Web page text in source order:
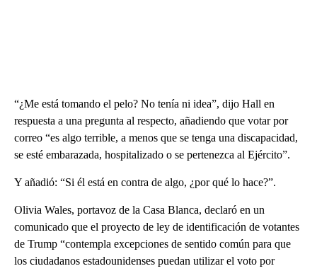
“¿Me está tomando el pelo? No tenía ni idea”, dijo Hall en
respuesta a una pregunta al respecto, añadiendo que votar por
correo “es algo terrible, a menos que se tenga una discapacidad,
se esté embarazada, hospitalizado o se pertenezca al Ejército”.
Y añadió: “Si él está en contra de algo, ¿por qué lo hace?”.
Olivia Wales, portavoz de la Casa Blanca, declaró en un
comunicado que el proyecto de ley de identificación de votantes
de Trump “contempla excepciones de sentido común para que
los ciudadanos estadounidenses puedan utilizar el voto por